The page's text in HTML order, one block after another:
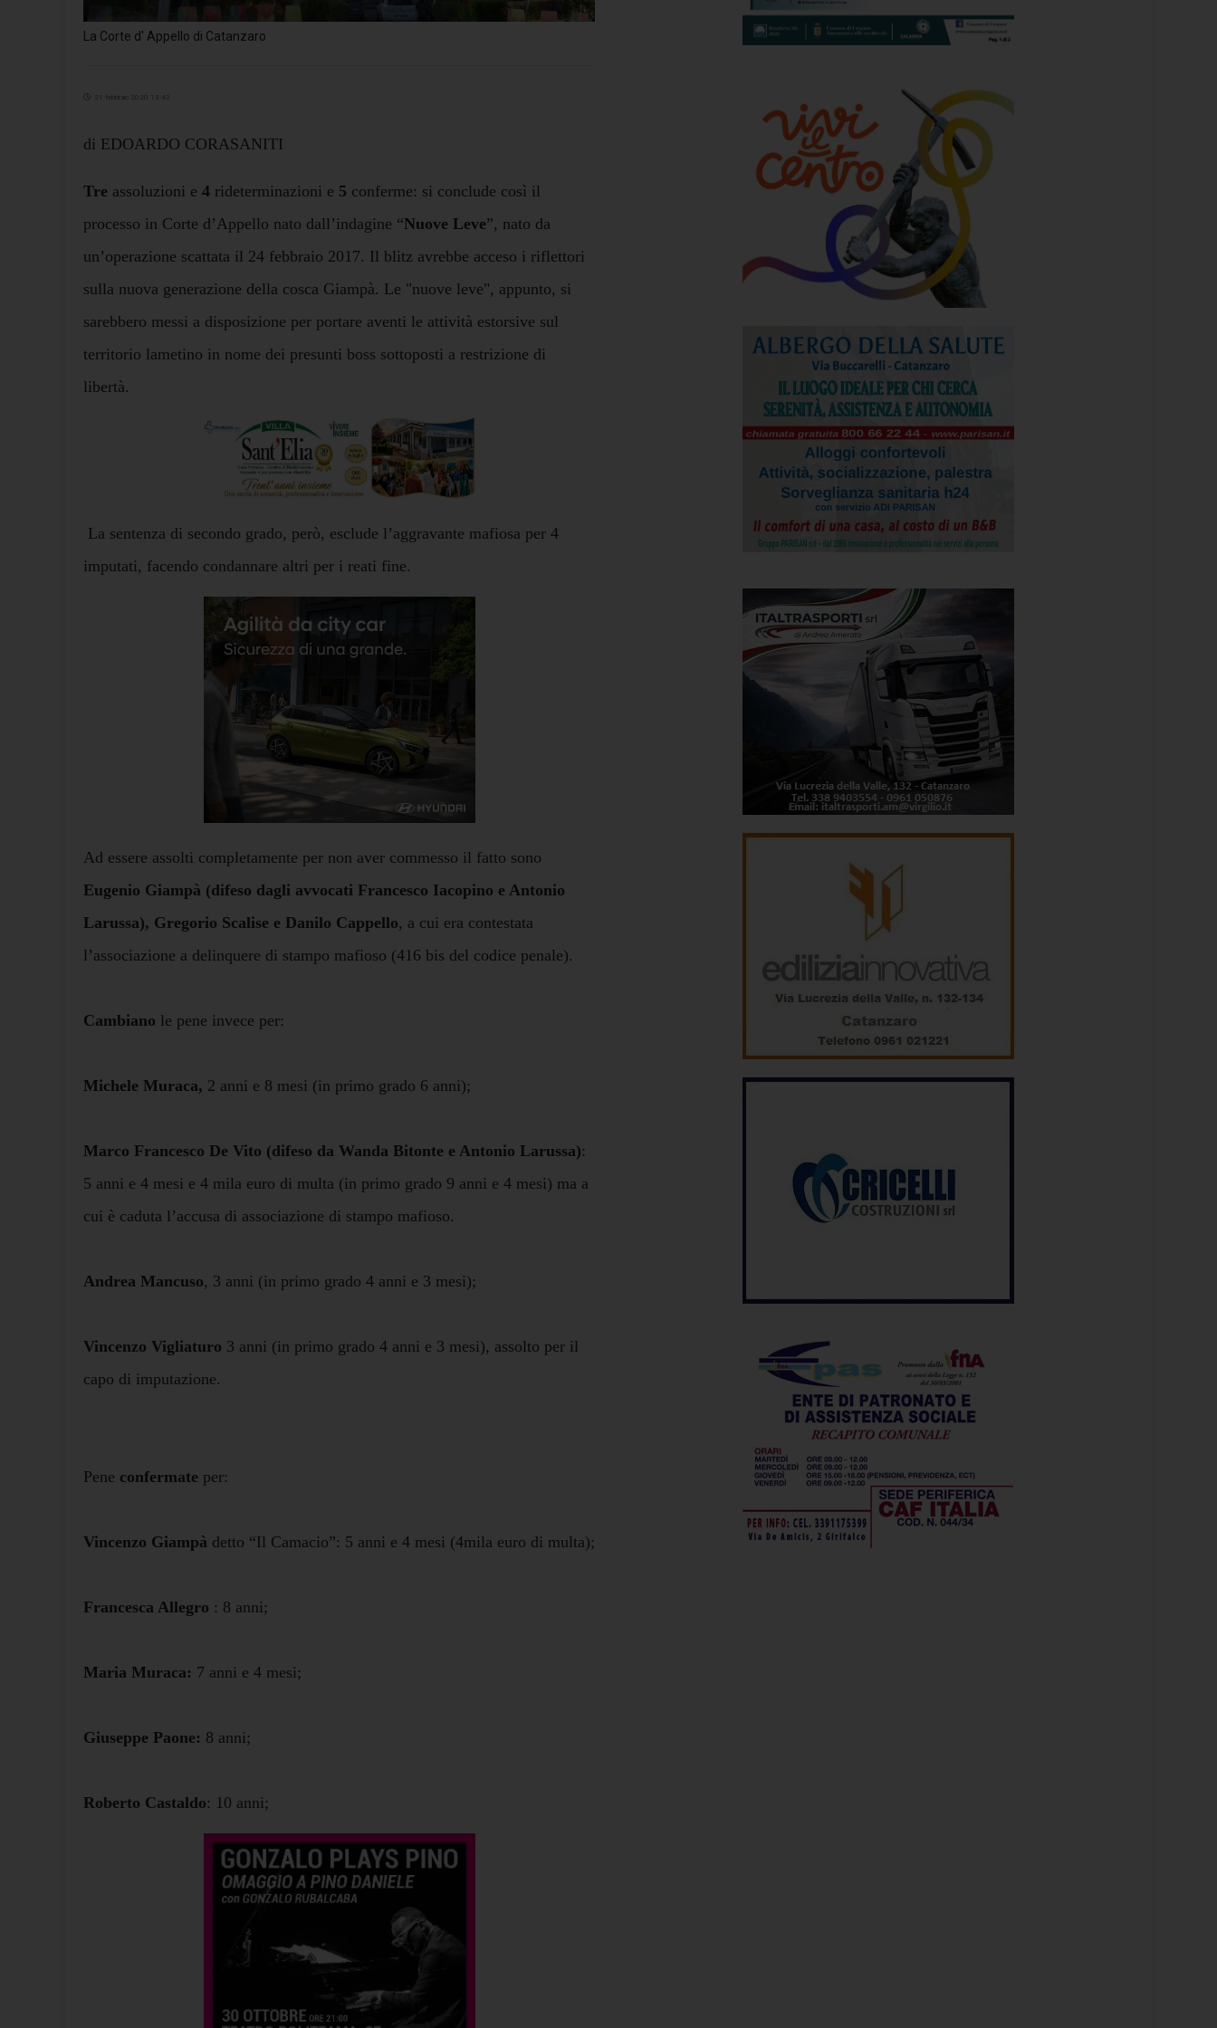
La Corte d' Appello di Catanzaro
21 febbraio 2020 13:43
di EDOARDO CORASANITI
Tre assoluzioni e 4 rideterminazioni e 5 conferme: si conclude così il
processo in Corte d’Appello nato dall’indagine “Nuove Leve”, nato da
un’operazione scattata il 24 febbraio 2017. Il blitz avrebbe acceso i riflettori
sulla nuova generazione della cosca Giampà. Le "nuove leve", appunto, si
sarebbero messi a disposizione per portare aventi le attività estorsive sul
territorio lametino in nome dei presunti boss sottoposti a restrizione di
libertà.
La sentenza di secondo grado, però, esclude l’aggravante mafiosa per 4
imputati, facendo condannare altri per i reati fine.
Ad essere assolti completamente per non aver commesso il fatto sono
Eugenio Giampà (difeso dagli avvocati Francesco Iacopino e Antonio
Larussa), Gregorio Scalise e Danilo Cappello, a cui era contestata
l’associazione a delinquere di stampo mafioso (416 bis del codice penale).
Cambiano le pene invece per:
Michele Muraca, 2 anni e 8 mesi (in primo grado 6 anni);
Marco Francesco De Vito (difeso da Wanda Bitonte e Antonio Larussa):
5 anni e 4 mesi e 4 mila euro di multa (in primo grado 9 anni e 4 mesi) ma a
cui è caduta l’accusa di associazione di stampo mafioso.
Andrea Mancuso, 3 anni (in primo grado 4 anni e 3 mesi);
Vincenzo Vigliaturo 3 anni (in primo grado 4 anni e 3 mesi), assolto per il
capo di imputazione.
Pene confermate per:
Vincenzo Giampà detto “Il Camacio”: 5 anni e 4 mesi (4mila euro di multa);
Francesca Allegro : 8 anni;
Maria Muraca: 7 anni e 4 mesi;
Giuseppe Paone: 8 anni;
Roberto Castaldo: 10 anni;